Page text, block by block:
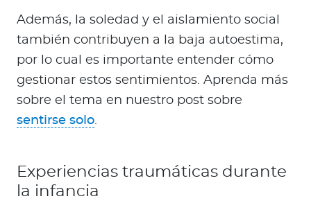
Además, la soledad y el aislamiento social
también contribuyen a la baja autoestima,
por lo cual es importante entender cómo
gestionar estos sentimientos. Aprenda más
sobre el tema en nuestro post sobre
sentirse solo.
Experiencias traumáticas durante
la infancia